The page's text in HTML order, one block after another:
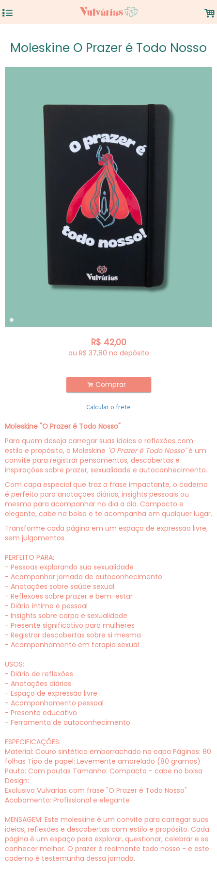
4 .
Moleskine O Prazer é Todo Nosso
R$ 42,00
ou R$ 37,80 no depósito
. Comprar
Calcular o frete
Moleskine "O Prazer é Todo Nosso"
Para quem deseja carregar suas ideias e reflexões com
estilo e propósito, o Moleskine "O Prazer é Todo Nosso"é um
convite para registrar pensamentos, descobertas e
inspirações sobre prazer, sexualidade e autoconhecimento.
Com capa especial que traz a frase impactante, o caderno
é perfeito para anotações diárias, insights pessoais ou
mesmo para acompanhar no dia a dia. Compacto e
elegante, cabe na bolsa e te acompanha em qualquer lugar.
Transforme cada página em um espaço de expressão livre,
sem julgamentos.
PERFEITO PARA:
- Pessoas explorando sua sexualidade
- Acompanhar jornada de autoconhecimento
- Anotações sobre saúde sexual
- Reflexões sobre prazer e bem-estar
- Diário íntimo e pessoal
- Insights sobre corpo e sexualidade
- Presente significativo para mulheres
- Registrar descobertas sobre si mesma
- Acompanhamento em terapia sexual
USOS:
- Diário de reflexões
- Anotações diárias
- Espaço de expressão livre
- Acompanhamento pessoal
- Presente educativo
- Ferramenta de autoconhecimento
ESPECIFICAÇÕES:
Material: Couro sintético emborrachado na capa Páginas: 80
folhas Tipo de papel: Levemente amarelado (80 gramas)
Pauta: Com pautas Tamanho: Compacto - cabe na bolsa
Design:
Exclusivo Vulvarias com frase "O Prazer é Todo Nosso"
Acabamento: Profissional e elegante
MENSAGEM: Este moleskine é um convite para carregar suas
ideias, reflexões e descobertas com estilo e propósito. Cada
página é um espaço para explorar, questionar, celebrar e se
conhecer melhor. O prazer é realmente todo nosso - e este
caderno é testemunha dessa jornada.